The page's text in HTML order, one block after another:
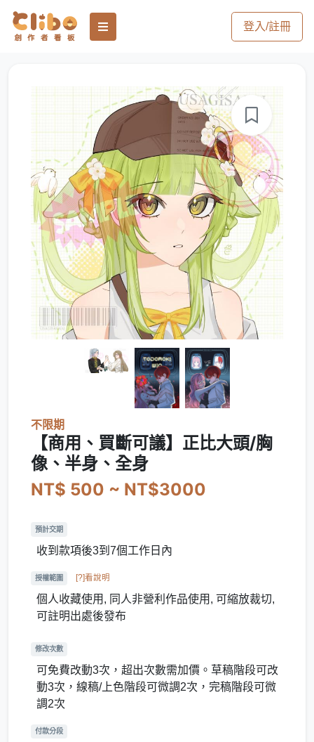
登入/註冊
不限期
【商用、買斷可議】正比大頭/胸
像、半身、全身
NT$ 500 ~ NT$3000
預計交期
收到款項後3到7個工作日內
授權範圍 [?]看說明
個人收藏使用, 同人非營利作品使用, 可縮放裁切,
可註明出處後發布
修改次數
可免費改動3次，超出次數需加價。草稿階段可改
動3次，線稿/上色階段可微調2次，完稿階段可微
調2次
付款分段